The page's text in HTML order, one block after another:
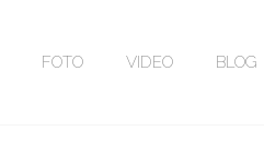
FOTO VIDEO BLOG